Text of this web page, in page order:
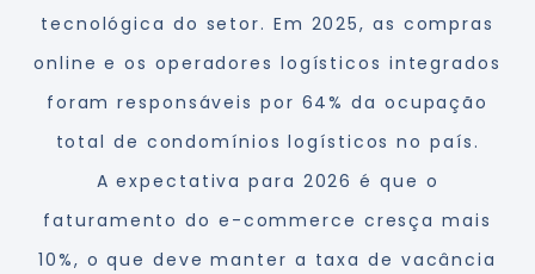
tecnológica do setor. Em 2025, as compras
online e os operadores logísticos integrados
foram responsáveis por 64% da ocupação
total de condomínios logísticos no país.
A expectativa para 2026 é que o
faturamento do e-commerce cresça mais
10%, o que deve manter a taxa de vacância